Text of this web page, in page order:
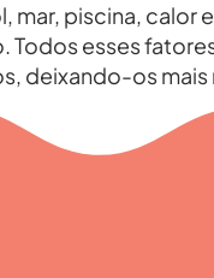
mar, piscina,
Todos esses
deixando-os